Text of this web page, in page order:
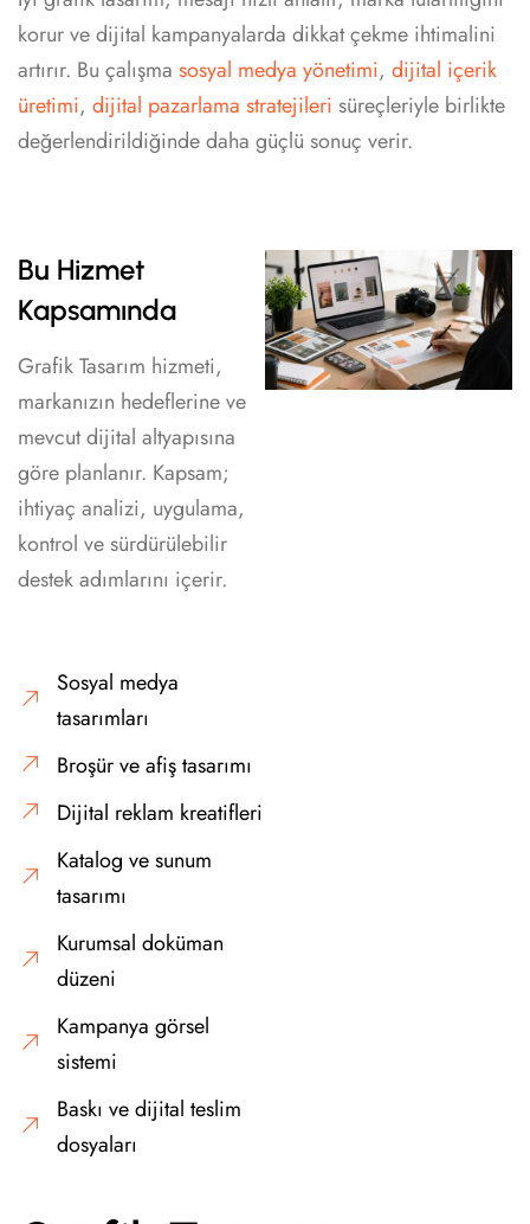
korur ve dijital kampanyalarda dikkat çekme ihtimalini
artırır. Bu çalışma sosyal medya yönetimi, dijital içerik
üretimi, dijital pazarlama stratejileri süreçleriyle birlikte
değerlendirildiğinde daha güçlü sonuç verir.
Bu Hizmet
Kapsamında
Grafik Tasarım hizmeti,
markanızın hedeflerine ve
mevcut dijital altyapısına
göre planlanır. Kapsam;
ihtiyaç analizi, uygulama,
kontrol ve sürdürülebilir
destek adımlarını içerir.
Sosyal medya
tasarımları
Broşür ve afiş tasarımı
Dijital reklam kreatifleri
Katalog ve sunum
tasarımı
Kurumsal doküman
düzeni
Kampanya görsel
sistemi
Baskı ve dijital teslim
dosyaları